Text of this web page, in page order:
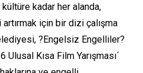
kadar her alanda,
için bir dizi çalışma
?Engelsiz Engelliler?
Kısa Film Yarışması´